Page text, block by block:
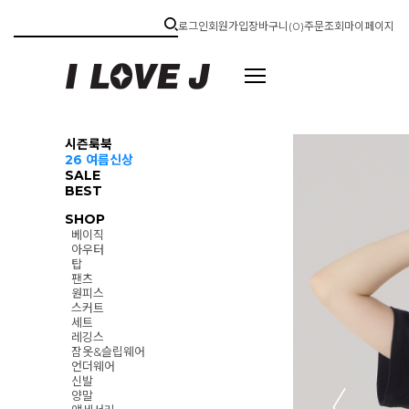
로그인회원가입장바구니(0)주문조회마이페이지
시즌룩북
26 여름신상
SALE
BEST
SHOP
베이직
아우터
탑
팬츠
원피스
스커트
세트
레깅스
잠옷&슬립웨어
언더웨어
신발
양말